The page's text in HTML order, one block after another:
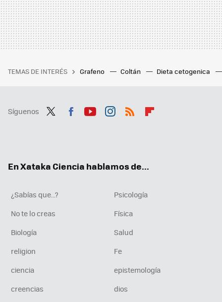
TEMAS DE INTERÉS Grafeno Coltán Dieta cetogenica
Síguenos
En Xataka Ciencia hablamos de...
¿Sabías que...?
Psicología
No te lo creas
Física
Biología
Salud
religion
Fe
ciencia
epistemología
creencias
dios